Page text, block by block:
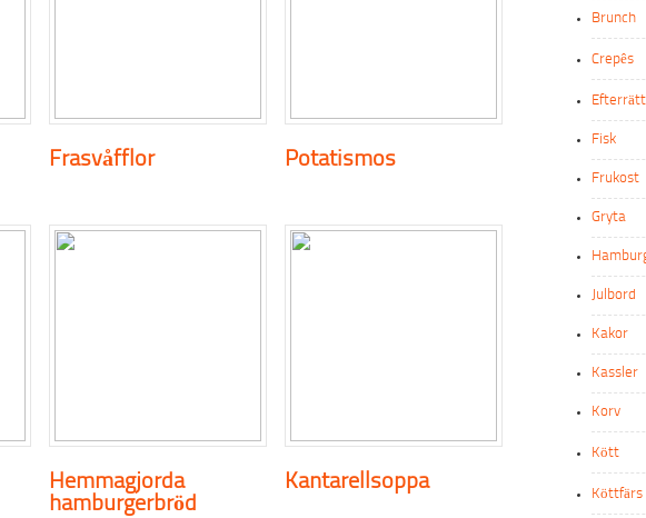
Frasvåfflor Potatismos
Hemmagjorda
hamburgerbröd
Kantarellsoppa
Brunch
Crepês
Efterrätt
Fisk
Frukost
Gryta
Julbord
Kakor
Kassler
Korv
Kött
Köttfärs